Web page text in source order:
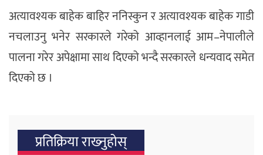
अत्यावश्यक बाहेक बाहिर ननिस्कुन र अत्यावश्यक बाहेक गाडी
नचलाउनु भनेर सरकारले गरेको आव्हानलाई आम–नेपालीले
पालना गरेर अपेक्षामा साथ दिएको भन्दै सरकारले धन्यवाद समेत
दिएको छ ।
प्रतिक्रिया राख्‍नुहोस्